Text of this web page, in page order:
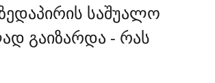
საშუალო
გაიზარდა - რას